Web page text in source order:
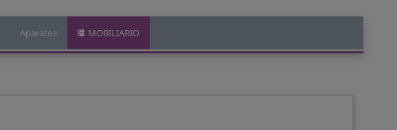
Aparatos MOBILIARIO